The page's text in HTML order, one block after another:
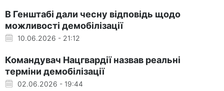
В Генштабі дали чесну відповідь щодо
можливості демобілізації
10.06.2026 - 21:12
Командувач Нацгвардії назвав реальні
терміни демобілізації
02.06.2026 - 19:44